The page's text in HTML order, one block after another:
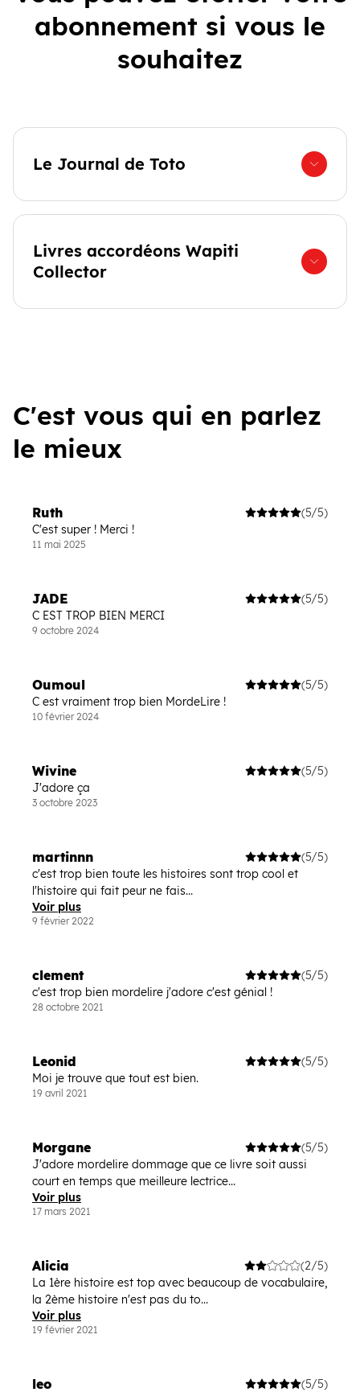
abonnement si vous le
souhaitez
Le Journal de Toto
Livres accordéons Wapiti
Collector
C'est vous qui en parlez
le mieux
Ruth
(5/5)
C'est super ! Merci !
11 mai 2025
JADE
(5/5)
C EST TROP BIEN MERCI
9 octobre 2024
Oumoul
(5/5)
C est vraiment trop bien MordeLire !
10 février 2024
Wivine
(5/5)
J'adore ça
3 octobre 2023
martinnn
(5/5)
c'est trop bien toute les histoires sont trop cool et
l'histoire qui fait peur ne fais...
Voir plus
9 février 2022
clement
(5/5)
c'est trop bien mordelire j'adore c'est génial !
28 octobre 2021
Leonid
(5/5)
Moi je trouve que tout est bien.
19 avril 2021
Morgane
(5/5)
J'adore mordelire dommage que ce livre soit aussi
court en temps que meilleure lectrice...
Voir plus
17 mars 2021
Alicia
(2/5)
La 1ère histoire est top avec beaucoup de vocabulaire,
la 2ème histoire n'est pas du to...
Voir plus
19 février 2021
leo
(5/5)